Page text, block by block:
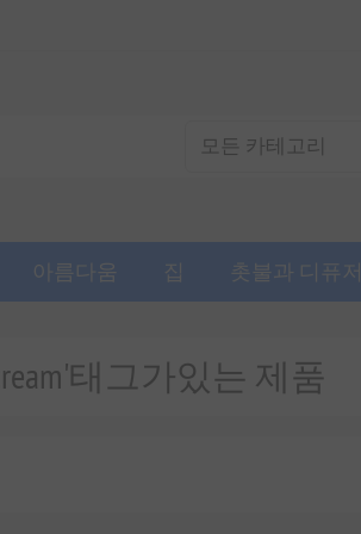
아름다움 집 촛불과 디퓨저
태그가있는 제품